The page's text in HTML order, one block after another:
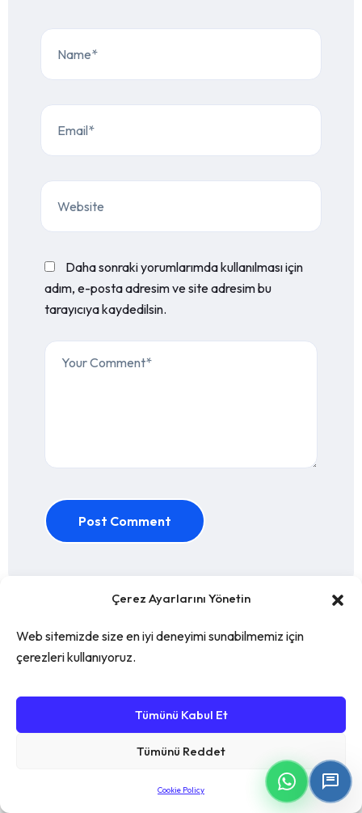
Çerez Ayarlarını Yönetin
Web sitemizde size en iyi deneyimi sunabilmemiz için
çerezleri kullanıyoruz.
Tümünü Kabul Et
Tümünü Reddet
Cookie Policy
Daha sonraki yorumlarımda kullanılması için
adım, e-posta adresim ve site adresim bu
tarayıcıya kaydedilsin.
Post Comment